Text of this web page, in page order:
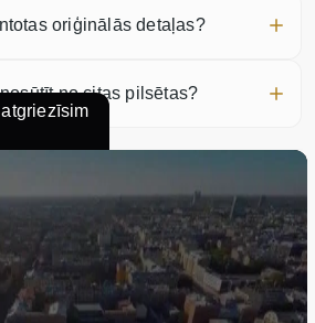
oriģinālās detaļas?
no citas pilsētas?